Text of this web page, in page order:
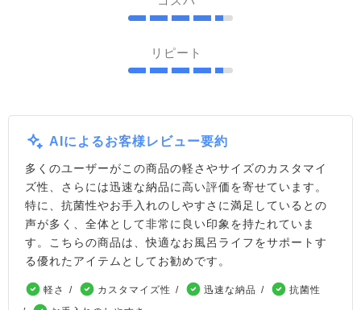
リピート
AIによるお客様レビュー要約
多くのユーザーがこの商品の軽さやサイズのカスタマイ
ズ性、さらには迅速な納品に高い評価を寄せています。
特に、抗菌性やお手入れのしやすさに満足しているとの
声が多く、全体として非常に良い印象を持たれていま
す。こちらの商品は、快適なお風呂ライフをサポートす
る優れたアイテムとしてお勧めです。
軽さ カスタマイズ性 迅速な納品
抗菌性